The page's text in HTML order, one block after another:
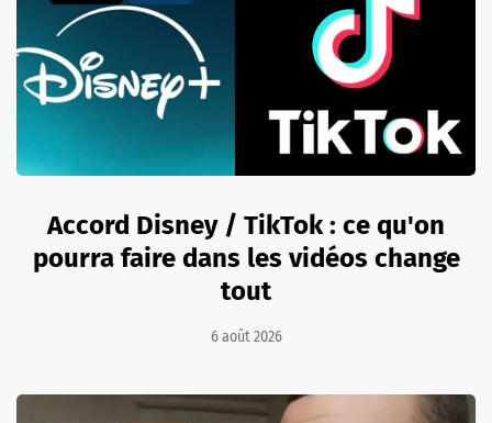
Accord Disney / TikTok : ce qu'on
pourra faire dans les vidéos change
tout
6 août 2026